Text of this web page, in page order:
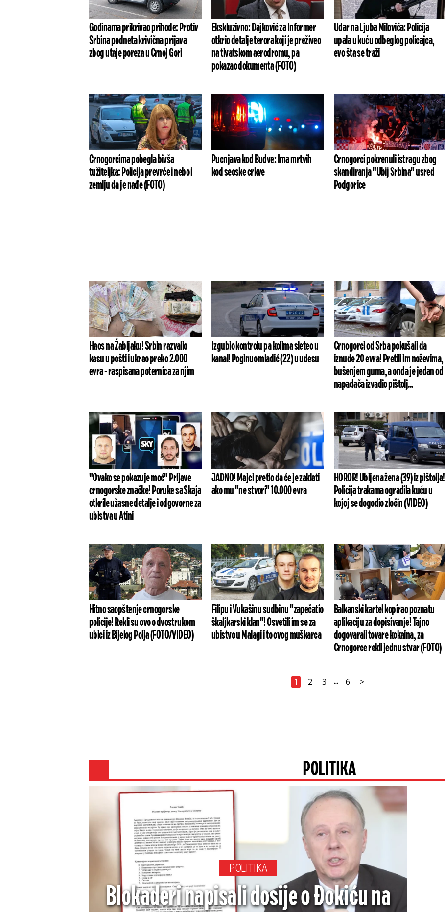
Godinama prikrivao prihode: Protiv
Srbina podneta krivična prijava
zbog utaje poreza u Crnoj Gori
Ekskluzivno: Dajković za Informer
otkrio detalje terora koji je preživeo
na tivatskom aerodromu, pa
pokazao dokumenta (FOTO)
Udar na Ljuba Milovića: Policija
upala u kuću odbeglog policajca,
evo šta se traži
Crnogorcima pobegla bivša
tužiteljka: Policija prevrće i nebo i
zemlju da je nađe (FOTO)
Pucnjava kod Budve: Ima mrtvih
kod seoske crkve
Crnogorci pokrenuli istragu zbog
skandiranja "Ubij Srbina" usred
Podgorice
Haos na Žabljaku! Srbin razvalio
kasu u pošti i ukrao preko 2.000
evra - raspisana poternica za njim
Izgubio kontrolu pa kolima sleteo u
kanal! Poginuo mladić (22) u udesu
Crnogorci od Srba pokušali da
iznude 20 evra! Pretili im noževima,
bušenjem guma, a onda je jedan od
napadača izvadio pištolj...
"Ovako se pokazuje moć" Prljave
crnogorske značke! Poruke sa Skaja
otkrile užasne detalje i odgovorne za
ubistva u Atini
JADNO! Majci pretio da će je zaklati
ako mu "ne stvori" 10.000 evra
HOROR! Ubijena žena (39) iz pištolja!
Policija trakama ogradila kuću u
kojoj se dogodio zločin (VIDEO)
Hitno saopštenje crnogorske
policije! Rekli su ovo o dvostrukom
ubici iz Bijelog Polja (FOTO/VIDEO)
Filipu i Vukašinu sudbinu "zapečatio
škaljkarski klan"! Osvetili im se za
ubistvo u Malagi i to ovog muškarca
Balkanski kartel kopirao poznatu
aplikaciju za dopisivanje! Tajno
dogovarali tovare kokaina, za
Crnogorce rekli jednu stvar (FOTO)
1 2 3 ... 6 >
POLITIKA
POLITIKA
Blokaderi napisali dosije o Đokiću na